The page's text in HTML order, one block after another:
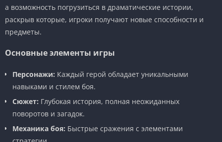
а возможность погрузиться в драматические истории,
раскрыв которые, игроки получают новые способности и
предметы.
Основные элементы игры
Персонажи: Каждый герой обладает уникальными
навыками и стилем боя.
Сюжет: Глубокая история, полная неожиданных
поворотов и загадок.
Механика боя: Быстрые сражения с элементами